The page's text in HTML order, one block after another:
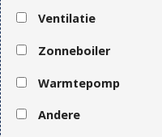
Ventilatie
Zonneboiler
Warmtepomp
Andere